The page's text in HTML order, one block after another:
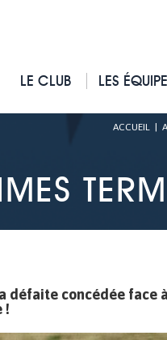
LE CLUB LES
ACCUEIL|
défaite concédée face
!